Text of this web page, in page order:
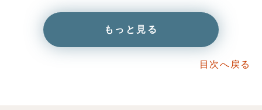
もっと見る
目次へ戻る